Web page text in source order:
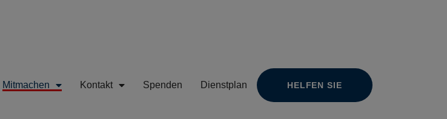
Mitmachen Kontakt Spenden Dienstplan HELFEN SIE